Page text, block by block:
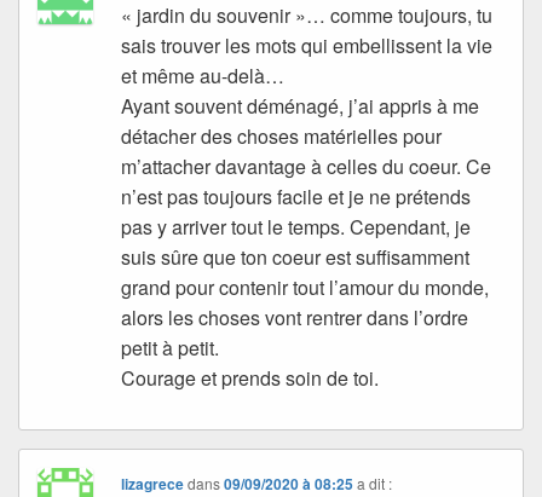
« jardin du souvenir »… comme toujours, tu
sais trouver les mots qui embellissent la vie
et même au-delà…
Ayant souvent déménagé, j’ai appris à me
détacher des choses matérielles pour
m’attacher davantage à celles du coeur. Ce
n’est pas toujours facile et je ne prétends
pas y arriver tout le temps. Cependant, je
suis sûre que ton coeur est suffisamment
grand pour contenir tout l’amour du monde,
alors les choses vont rentrer dans l’ordre
petit à petit.
Courage et prends soin de toi.
lizagrecedans09/09/2020 à 08:25 a dit :